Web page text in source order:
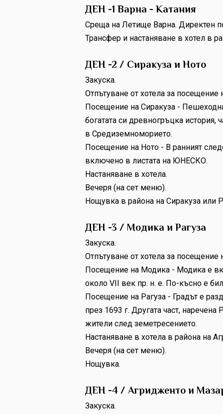
ДЕН -1 Варна - Катания
Среща на Летище Варна. Директен
Трансфер и настаняване в хотел в
ДЕН -2 / Сиракуза и Ното
Закуска.
Отпътуване от хотела за посещение
Посещение на Сиракуза -
богатата си древногръцка
в Средиземноморието.
Посещение на Ното - В ранният
включено в листата на ЮНЕСКО.
Настаняване в хотела.
Вечеря (на сет меню).
Нощувка в района на Сиракуза или
ДЕН -3 / Модика и Рагуза
Закуска.
Отпътуване от хотела за посещение
Посещение на Модика - Модика е
около VII век пр. н. е. По-късно е
Посещение на Рагуза - Градът е
през 1693 г. Другата част,
жители след земетресението.
Настаняване в хотела в района на
Вечеря (на сет меню).
Нощувка.
ДЕН -4 / Агридженто и
Закуска.